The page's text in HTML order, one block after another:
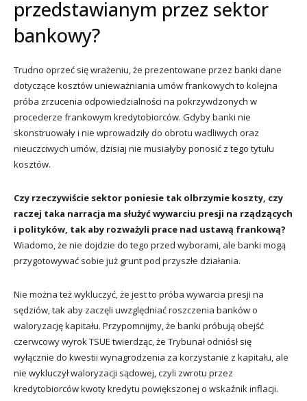
przedstawianym przez sektor
bankowy?
Trudno oprzeć się wrażeniu, że prezentowane przez banki dane
dotyczące kosztów unieważniania umów frankowych to kolejna
próba zrzucenia odpowiedzialności na pokrzywdzonych w
procederze frankowym kredytobiorców. Gdyby banki nie
skonstruowały i nie wprowadziły do obrotu wadliwych oraz
nieuczciwych umów, dzisiaj nie musiałyby ponosić z tego tytułu
kosztów.
Czy rzeczywiście sektor poniesie tak olbrzymie koszty, czy
raczej taka narracja ma służyć wywarciu presji na rządzących
i polityków, tak aby rozważyli prace nad ustawą frankową?
Wiadomo, że nie dojdzie do tego przed wyborami, ale banki mogą
przygotowywać sobie już grunt pod przyszłe działania.
Nie można też wykluczyć, że jest to próba wywarcia presji na
sędziów, tak aby zaczęli uwzględniać roszczenia banków o
waloryzację kapitału. Przypomnijmy, że banki próbują obejść
czerwcowy wyrok TSUE twierdząc, że Trybunał odniósł się
wyłącznie do kwestii wynagrodzenia za korzystanie z kapitału, ale
nie wykluczył waloryzacji sądowej, czyli zwrotu przez
kredytobiorców kwoty kredytu powiększonej o wskaźnik inflacji.